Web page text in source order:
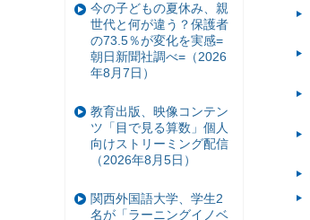
今の子どもの夏休み、親
世代と何が違う？保護者
の73.5％が変化を実感=
朝日新聞社調べ=（2026
年8月7日）
教育出版、映像コンテン
ツ「目で見る算数」個人
向けストリーミング配信
（2026年8月5日）
関西外国語大学、学生2
名が「ラーニングイノベ